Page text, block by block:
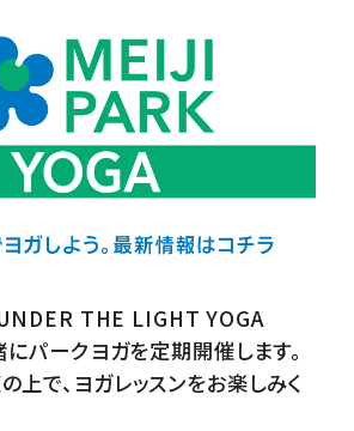
THE LIGHT YOGA
パークヨガを定期開催します。
上で、ヨガレッスンをお楽しみく